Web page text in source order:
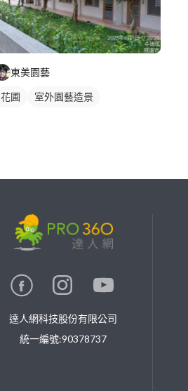
東美園藝
花圃 室外園藝造景
達人網科技股份有限公司
統一編號:90378737